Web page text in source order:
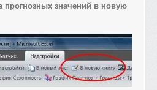
прогнозных значений в новую